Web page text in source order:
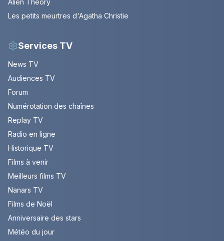
Alien Theory
Les petits meurtres d'Agatha Christie
Services TV
News TV
Audiences TV
Forum
Numérotation des chaînes
Replay TV
Radio en ligne
Historique TV
Films à venir
Meilleurs films TV
Nanars TV
Films de Noël
Anniversaire des stars
Météo du jour